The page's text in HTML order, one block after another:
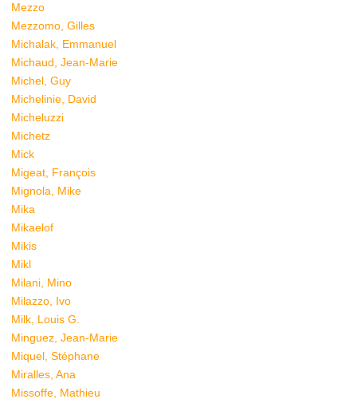
Mezzo
Mezzomo, Gilles
Michalak, Emmanuel
Michaud, Jean-Marie
Michel, Guy
Michelinie, David
Micheluzzi
Michetz
Mick
Migeat, François
Mignola, Mike
Mika
Mikaelof
Mikis
Mikl
Milani, Mino
Milazzo, Ivo
Milk, Louis G.
Minguez, Jean-Marie
Miquel, Stéphane
Miralles, Ana
Missoffe, Mathieu